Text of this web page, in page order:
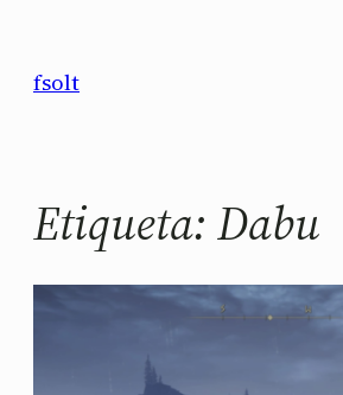
contenido
fsolt
Etiqueta: Dabu